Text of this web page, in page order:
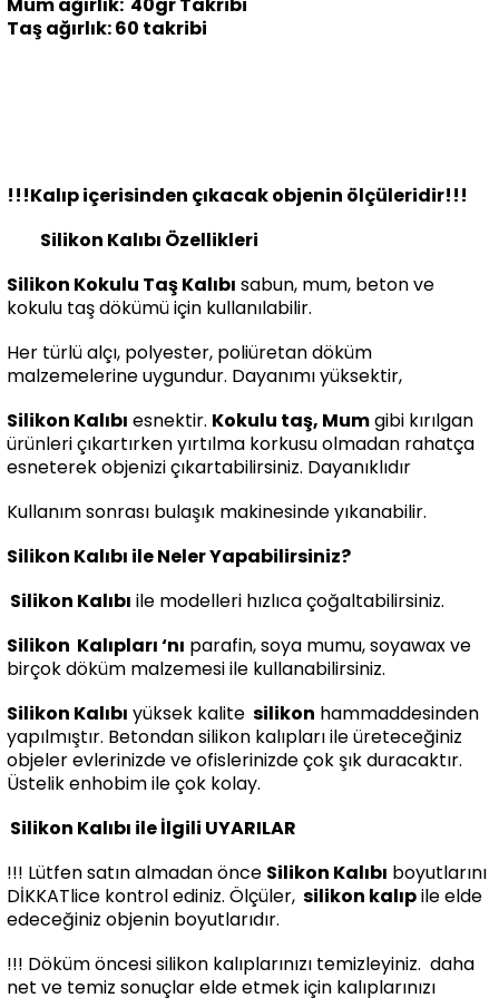
Taş ağırlık: 60 takribi
!!!Kalıp içerisinden çıkacak objenin ölçüleridir!!!
Silikon Kalıbı Özellikleri
Silikon Kokulu Taş Kalıbı sabun, mum, beton ve
kokulu taş dökümü için kullanılabilir.
Her türlü alçı, polyester, poliüretan döküm
malzemelerine uygundur. Dayanımı yüksektir,
Silikon Kalıbı esnektir. Kokulu taş, Mumgibi kırılgan
ürünleri çıkartırken yırtılma korkusu olmadan rahatça
esneterek objenizi çıkartabilirsiniz. Dayanıklıdır
Kullanım sonrası bulaşık makinesinde yıkanabilir.
Silikon Kalıbı ile Neler Yapabilirsiniz?
Silikon Kalıbı ile modelleri hızlıca çoğaltabilirsiniz.
Silikon Kalıpları ‘nı parafin, soya mumu, soyawax ve
birçok döküm malzemesi ile kullanabilirsiniz.
Silikon Kalıbı yüksek kalite silikon hammaddesinden
yapılmıştır. Betondan silikon kalıpları ile üreteceğiniz
objeler evlerinizde ve ofislerinizde çok şık duracaktır.
Üstelik enhobim ile çok kolay.
Silikon Kalıbı ile İlgili UYARILAR
!!! Lütfen satın almadan önce Silikon Kalıbı boyutlarını
DİKKATlice kontrol ediniz. Ölçüler, silikon kalıpile elde
edeceğiniz objenin boyutlarıdır.
!!! Döküm öncesi silikon kalıplarınızı temizleyiniz. daha
net ve temiz sonuçlar elde etmek için kalıplarınızı